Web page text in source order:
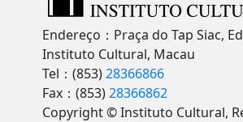
Endereço：Praça do Tap Siac,
Instituto Cultural, Macau
Tel：(853)28366866
Fax：(853)28366862
Copyright © Instituto Cultural,